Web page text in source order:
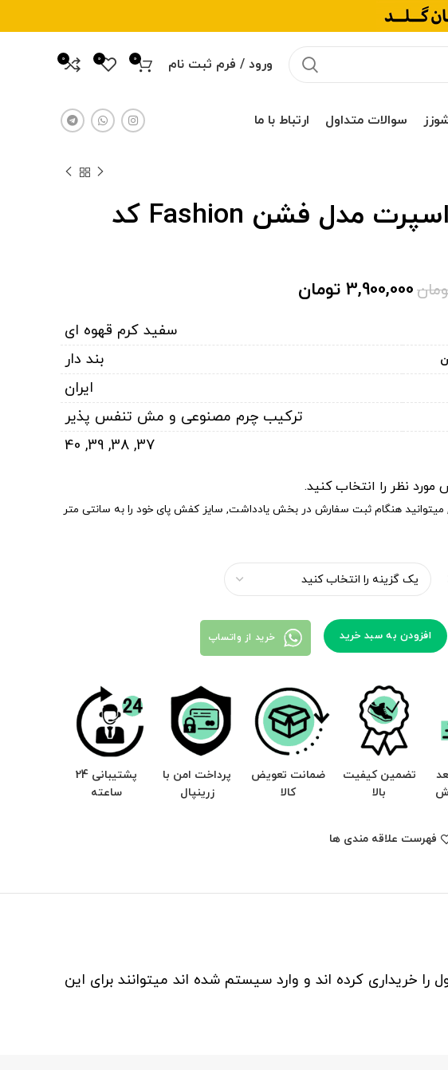
ورود / فرم ثبت نام 0
0
0
سوالات متداول ارتباط با ما
کفش اسپرت مدل فشن Fashion کد
3,900,000 تومان
سفید کرم قهوه ای
بند دار
ایران
ترکیب چرم مصنوعی و مش تنفس پذیر
37
,
38
,
39
,
40
مورد نظر را انتخاب کنید.
هنگام ثبت سفارش در بخش یادداشت, سایز کفش پای خود را به سانتی متر
افزودن به سبد خرید خرید از واتساپ
بعد
تضمین کیفیت
بالا
ضمانت تعویض
کالا
پرداخت امن با
زرینپال
پشتیبانی 24
ساعته
فهرست علاقه مندی ها
خریداری کرده اند و وارد سیستم شده اند میتوانند برای این